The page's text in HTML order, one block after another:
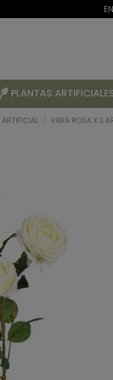
PLANTAS
ARTIFICIAL VARA ROSA X 3